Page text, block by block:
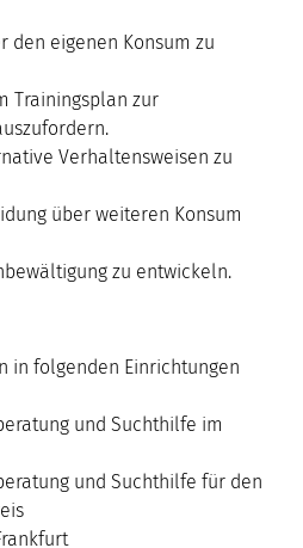
den eigenen Konsum zu
Trainingsplan zur
Verhaltensweisen zu
über weiteren Konsum
zu entwickeln.
in folgenden Einrichtungen
und Suchthilfe im
und Suchthilfe für den